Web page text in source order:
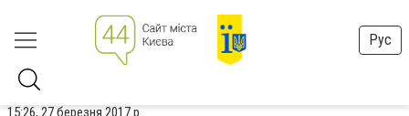
Рус
15:26, 27 березня 2017 р.